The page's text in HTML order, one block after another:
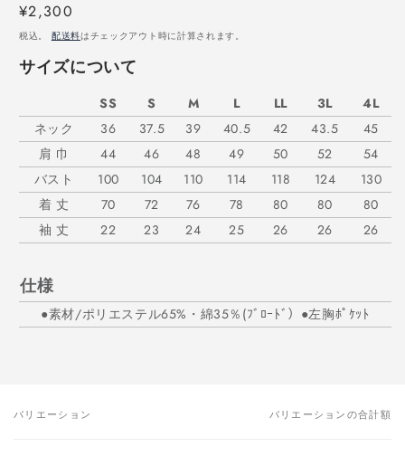
開
く
通
常
価
格
¥2,300
税込。 配送料はチェックアウト時に計算されます。
サイズについて
SS S M L LL 3L
4L
ネック
36 37.5 39 40.5 42 43.5
45
肩 巾
44 46 48 49 50 52
54
バスト
100 104 110 114 118 124
130
着 丈
70 72 76 78 80 80
80
袖 丈
22 23 24 25 26 26 26
仕様
●素材/ポリエステル65%・綿35％(ﾌﾞﾛｰﾄﾞ）●左胸ﾎﾟｹｯﾄ
あ
バリエーション バリエーションの合計額